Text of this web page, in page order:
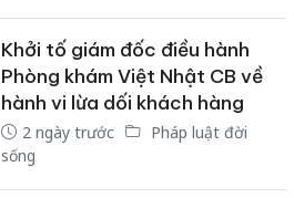
Khởi tố giám đốc điều hành
Phòng khám Việt Nhật CB về
hành vi lừa dối khách hàng
2 ngày trước
Pháp luật đời
sống